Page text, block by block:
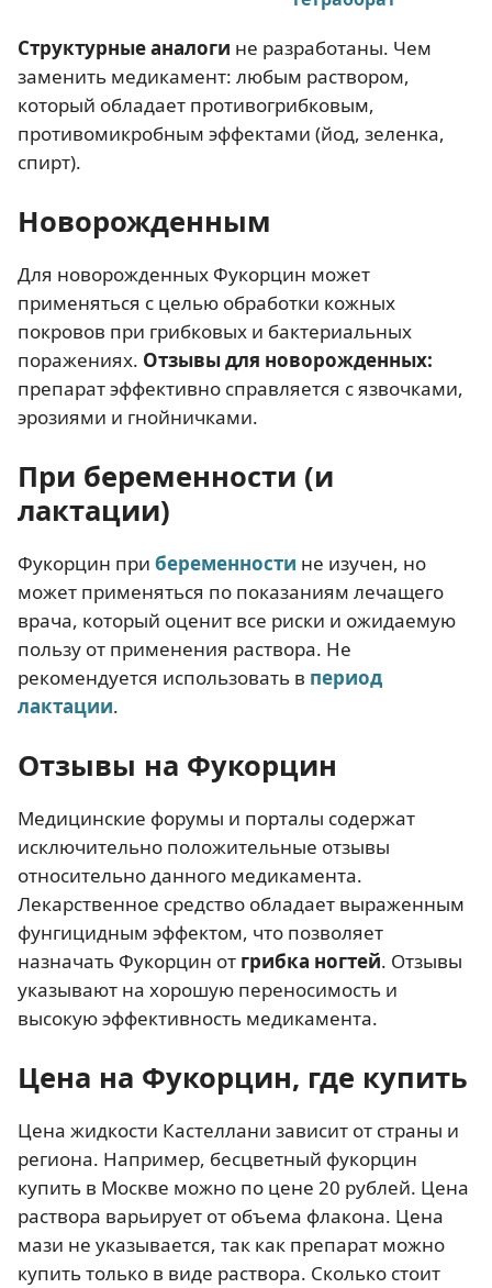
Структурные аналоги не разработаны. Чем
заменить медикамент: любым раствором,
который обладает противогрибковым,
противомикробным эффектами (йод, зеленка,
спирт).
Новорожденным
Для новорожденных Фукорцин может
применяться с целью обработки кожных
покровов при грибковых и бактериальных
поражениях. Отзывы для новорожденных:
препарат эффективно справляется с язвочками,
эрозиями и гнойничками.
При беременности (и
лактации)
Фукорцин при беременности не изучен, но
может применяться по показаниям лечащего
врача, который оценит все риски и ожидаемую
пользу от применения раствора. Не
рекомендуется использовать в период
лактации.
Отзывы на Фукорцин
Медицинские форумы и порталы содержат
исключительно положительные отзывы
относительно данного медикамента.
Лекарственное средство обладает выраженным
фунгицидным эффектом, что позволяет
назначать Фукорцин от грибка ногтей. Отзывы
указывают на хорошую переносимость и
высокую эффективность медикамента.
Цена на Фукорцин, где купить
Цена жидкости Кастеллани зависит от страны и
региона. Например, бесцветный фукорцин
купить в Москве можно по цене 20 рублей. Цена
раствора варьирует от объема флакона. Цена
мази не указывается, так как препарат можно
купить только в виде раствора. Сколько стоит